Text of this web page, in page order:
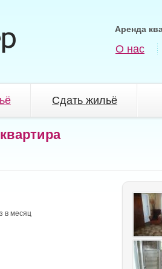
Аренда
О нас
Сдать жильё
в месяц